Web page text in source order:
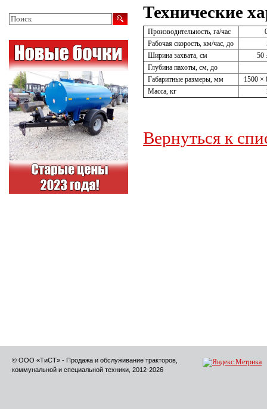
Технические
Производительность, га/час
Рабочая скорость, км/час, до
Ширина захвата, см
50
Глубина пахоты, см, до
Габаритные размеры, мм
1500 ×
Масса, кг
Вернуться к
© ООО «ТиСТ» - Продажа и обслуживание тракторов,
коммунальной и специальной техники, 2012-2026